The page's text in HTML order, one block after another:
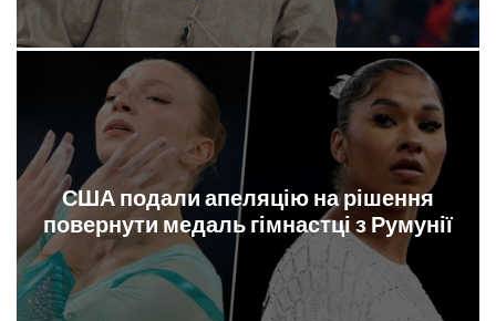
США подали апеляцію на рішення
повернути медаль гімнастці з Румунії